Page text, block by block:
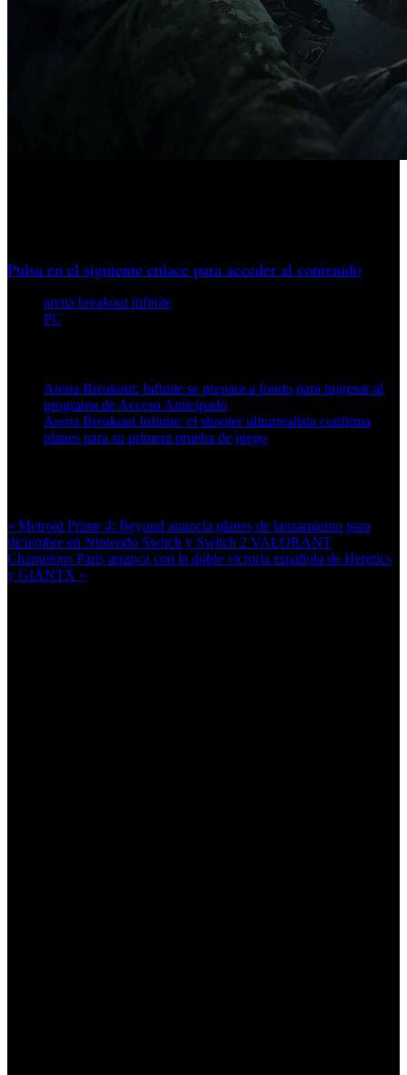
Pulsa en el siguiente enlace para acceder al contenido
arena breakout infinite
PC
Arena Breakout: Infinite se prepara a fondo para ingresar al
programa de Acceso Anticipado
Arena Breakout Infinite: el shooter ultrarrealista confirma
planes para su primera prueba de juego
« Metroid Prime 4: Beyond anuncia planes de lanzamiento para
diciembre en Nintendo Switch y Switch 2 VALORANT
Champions Paris arranca con la doble victoria española de Heretics
y GIANTX »